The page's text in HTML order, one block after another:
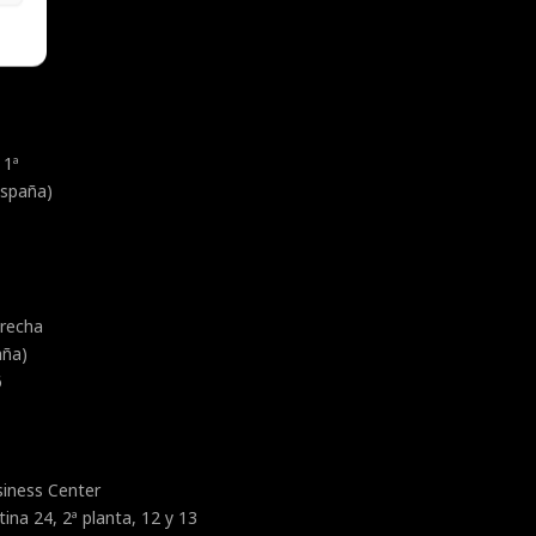
Center
24, 2ª planta, 12 y 13